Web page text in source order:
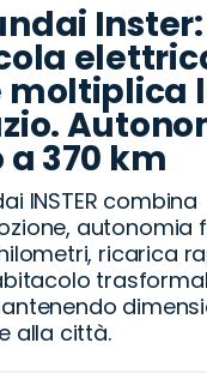
moltiplica
a 370 km
INSTER combina
autonomia
ricarica
alla città.